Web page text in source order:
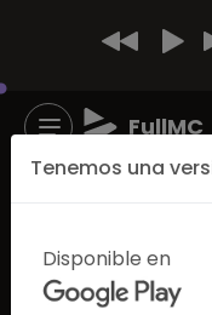
FullMC
Tenemos una
Disponible en